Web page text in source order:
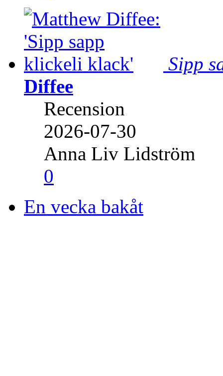
Sipp
Diffee
Recension
2026-07-30
Anna Liv Lidström
0
En vecka bakåt